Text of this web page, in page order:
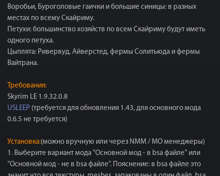
Воробьи, Буроголовые гаички и большие синицы: в разных
местах по всему Скайриму.
Петухи: большинство хозяйств по всем Скайриму будут иметь
одного петуха.
Цыплята: Ривервуд, Айверстед, фермы Солитьюда и фермы
Вайтрана.
Требования:
Skyrim LE 1.9.32.0.8
USLEEP (требуется для обновления 1.43, для основного мода
0.6.5 не требуется)
Установка:(можно вручную или через NMM / MO менеджеры)
1. Выберите вариант мода "Основной мод - в bsa файле" или
"Основной мод - не в bsa файле". Пояснение: в bsa файле это